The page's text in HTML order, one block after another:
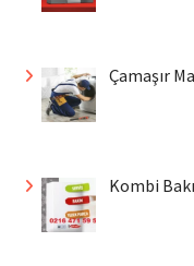
Çamaşır
Kombi